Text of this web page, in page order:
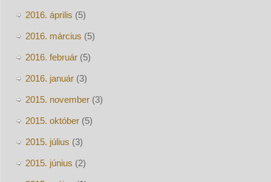
2016. április (5)
2016. március (5)
2016. február(5)
2016. január(3)
2015. november(3)
2015. október(5)
2015. július (3)
2015. június (2)